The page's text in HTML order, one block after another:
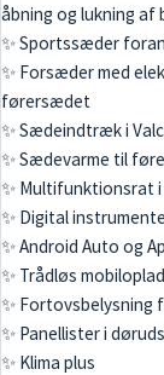
åbning og lukning af
✨ Sportssæder foran
✨ Forsæder med
førersædet
✨ Sædeindtræk i
✨ Sædevarme til
✨ Multifunktionsrat
✨ Digital
✨ Android Auto og
✨ Trådløs
✨ Fortovsbelysning
✨ Panellister i
✨ Klima plus